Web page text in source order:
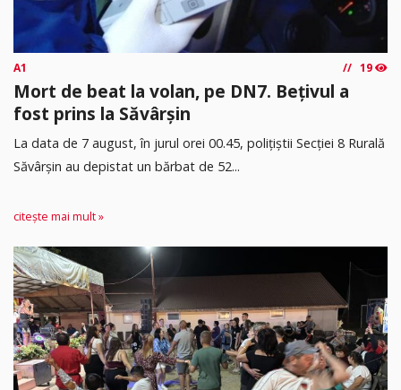
A1 19
Mort de beat la volan, pe DN7. Bețivul a
fost prins la Săvârșin
​La data de 7 august, în jurul orei 00.45, polițiștii Secției 8 Rurală
Săvârșin au depistat un bărbat de 52...
citește mai mult »